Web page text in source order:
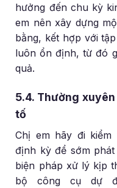
hưởng đến chu kỳ
em nên xây dựng
bằng, kết hợp với
luôn ổn định, từ đó
quả.
5.4. Thường
tố
Chị em hãy đi
định kỳ để sớm
biện pháp xử lý kịp
bộ công cụ dự